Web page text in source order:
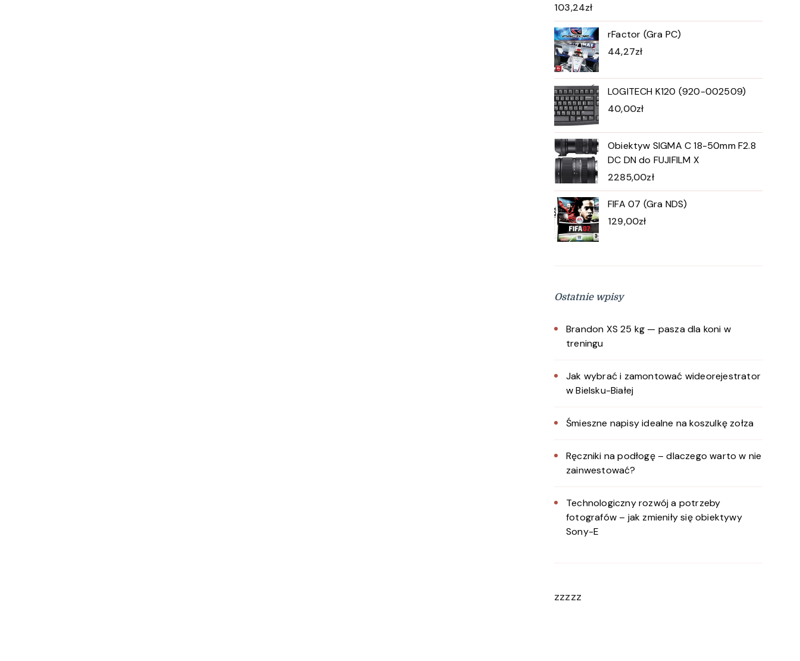
103,24zł
rFactor (Gra PC)
44,27zł
LOGITECH K120 (920-002509)
40,00zł
Obiektyw SIGMA C 18-50mm F2.8
DC DN do FUJIFILM X
2285,00zł
FIFA 07 (Gra NDS)
129,00zł
Ostatnie wpisy
Brandon XS 25 kg — pasza dla koni w
treningu
Jak wybrać i zamontować wideorejestrator
w Bielsku-Białej
Śmieszne napisy idealne na koszulkę zołza
Ręczniki na podłogę – dlaczego warto w nie
zainwestować?
Technologiczny rozwój a potrzeby
fotografów – jak zmieniły się obiektywy
Sony-E
zzzzz